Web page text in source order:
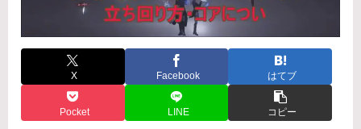
X Facebook はてブ
Pocket LINE コピー